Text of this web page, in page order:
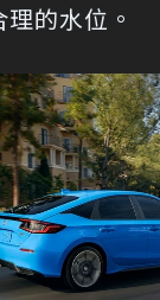
的水位。